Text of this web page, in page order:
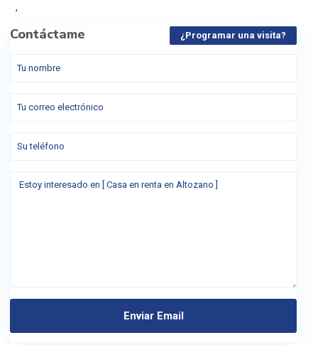
,
Contáctame ¿Programar una visita?